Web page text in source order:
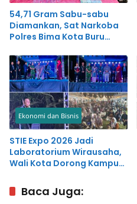
54,71 Gram Sabu-sabu
Diamankan, Sat Narkoba
Polres Bima Kota Buru
Ekonomi dan Bisnis
STIE Expo 2026 Jadi
Laboratorium Wirausaha,
Wali Kota Dorong Kampus
Entrepreneur
Baca Juga: